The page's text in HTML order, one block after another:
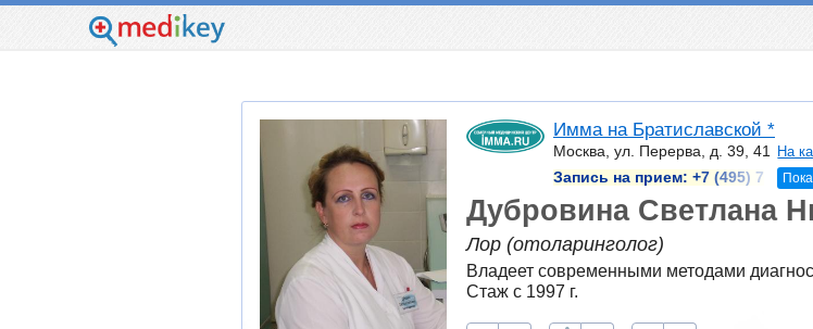
Имма на Братиславской *
Москва, ул. Перерва, д. 39, 41
На
Запись на прием: +7 (495) 7
Дубровина Светлана
Лор (отоларинголог)
Владеет современными методами
Стаж с 1997 г.